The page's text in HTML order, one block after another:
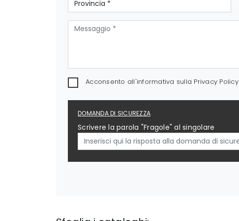
Acconsento all'informativa sulla Privacy Policy
DOMANDA DI SICUREZZA
Scrivere la parola "Fragole" al singolare